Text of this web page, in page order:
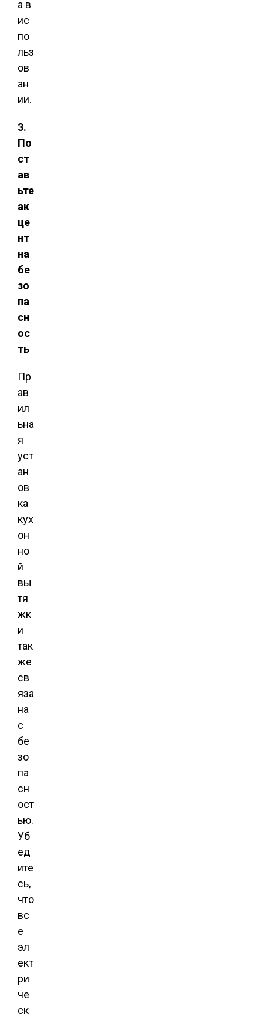
а в
ис
по
льз
ов
ан
ии.
3.
По
ст
ав
ьте
ак
це
нт
на
бе
зо
па
сн
ос
ть
Пр
ав
ил
ьна
я
уст
ан
ов
ка
кух
он
но
й
вы
тя
жк
и
так
же
св
яза
на
с
бе
зо
па
сн
ост
ью.
Уб
ед
ите
сь,
что
вс
е
эл
ект
ри
че
ск